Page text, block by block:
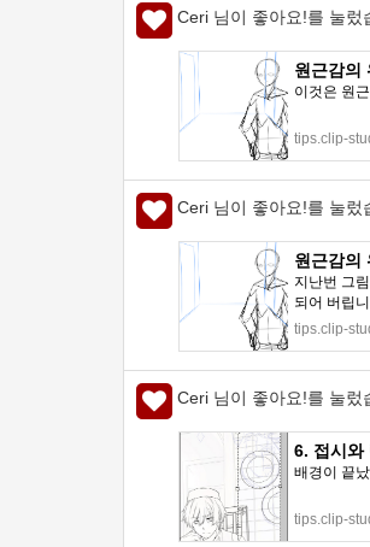
Ceri 님이 좋아요!를 눌렀
원근감의
이것은 원
tips.clip-
Ceri 님이 좋아요!를 눌렀
원근감의
지난번 그
되어 버립
tips.clip-
Ceri 님이 좋아요!를 눌렀
6. 접시
배경이 끝
tips.clip-